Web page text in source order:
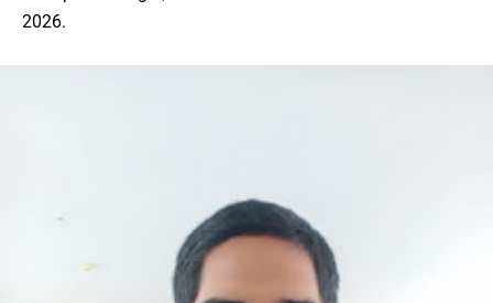
2026.